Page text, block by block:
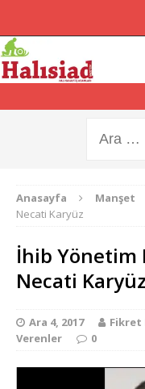
Anasayfa Manşet
Necati Karyüz
İhib Yönetim
Necati Karyüz
Ara 4, 2017 Fikret
Verenler
0